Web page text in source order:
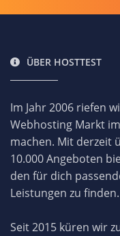
ÜBER HOSTTEST
Im Jahr 2006 riefen
Webhosting Markt
machen. Mit derzeit
10.000 Angeboten
den für dich
Leistungen zu finden.
Seit 2015 küren wir